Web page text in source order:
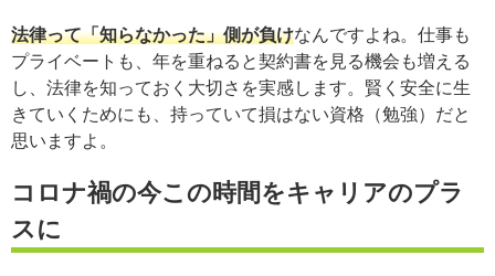
法律って「知らなかった」側が負けなんですよね。仕事も
プライベートも、年を重ねると契約書を見る機会も増える
し、法律を知っておく大切さを実感します。賢く安全に生
きていくためにも、持っていて損はない資格（勉強）だと
思いますよ。
コロナ禍の今この時間をキャリアのプラ
スに